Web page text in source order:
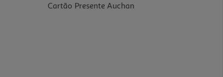
Cartão Presente Auchan